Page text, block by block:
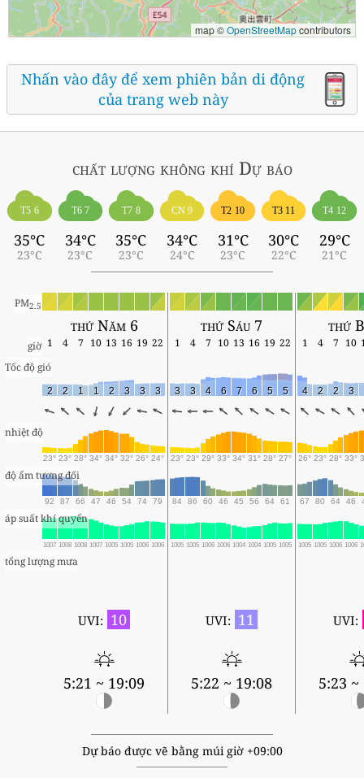
map ©OpenStreetMapcontributors
Nhấn vào đây để xem phiên bản di động
của trang web này
chất lượng không khí Dự báo
T5 6
35°C
23°C
T6 7
34°C
23°C
T7 8
35°C
23°C
CN 9
34°C
24°C
T2 10
31°C
23°C
T3 11
30°C
22°C
T4 12
29°C
21°C
PM2.5
thứ Năm 6 thứ Sáu 7 thứ
giờ 1 4 7 10 13 16 19 22 1 4 7 10 13 16 19 22 1 4 7 10
Tốc độ gió
2 2 1 1 2 3 3 3 3 3 4 6 7 6 5 5 4 2 2 3
nhiệt độ
23° 23° 28° 34° 34° 32° 26° 24° 23° 23° 29° 33° 34° 31° 28° 27° 26° 23° 28° 33°
độ ẩm tương đối
92 87 66 47 46 54 74 79 84 86 60 46 45 56 64 61 67 80 64 46
áp suất khí quyển
1007 1008 1008 1007 1005 1005 1006 1006 1005 1005 1006 1006 1004 1004 1005 1005 1005 1005 1006 1006
tổng lượng mưa
UVI: 10
5:21 ~ 19:09
UVI: 11
5:22 ~ 19:08
UVI:
5:23 ~
Dự báo được vẽ bằng múi giờ +09:00